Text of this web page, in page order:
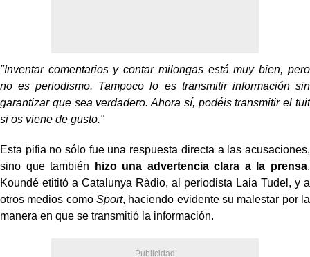
"Inventar comentarios y contar milongas está muy bien, pero
no es periodismo. Tampoco lo es transmitir información sin
garantizar que sea verdadero. Ahora sí, podéis transmitir el tuit
si os viene de gusto."
Esta pifia no sólo fue una respuesta directa a las acusaciones,
sino que también hizo una advertencia clara a la prensa.
Koundé etititó a Catalunya Ràdio, al periodista Laia Tudel, y a
otros medios como Sport, haciendo evidente su malestar por la
manera en que se transmitió la información.